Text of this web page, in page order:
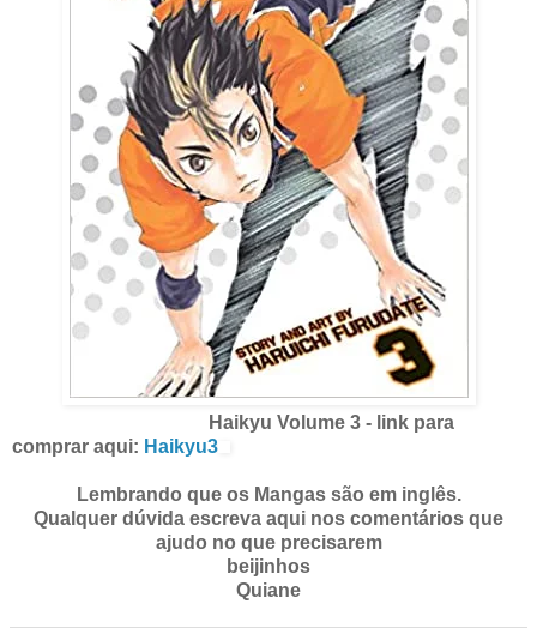
Haikyu Volume 3 - link para
comprar aqui: Haikyu3
Lembrando que os Mangas são em inglês.
Qualquer dúvida escreva aqui nos comentários que
ajudo no que precisarem
beijinhos
Quiane